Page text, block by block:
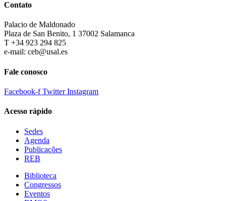
Contato
Palacio de Maldonado
Plaza de San Benito, 1 37002 Salamanca
T +34 923 294 825
e-mail: ceb@usal.es
Fale conosco
Facebook-f Twitter Instagram
Acesso rápido
Sedes
Agenda
Publicações
REB
Biblioteca
Congressos
Eventos